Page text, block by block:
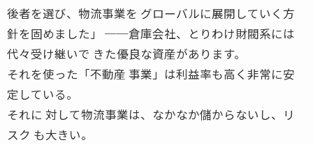
後者を選び、物流事業を グローバルに展開していく方
針を固めました」 ──倉庫会社、とりわけ財閥系には
代々受け継いで きた優良な資産があります。
それを使った「不動産 事業」は利益率も高く非常に安
定している。
それに 対して物流事業は、なかなか儲からないし、リ
スク も大きい。